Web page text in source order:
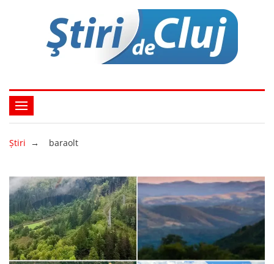
Ştiri → baraolt